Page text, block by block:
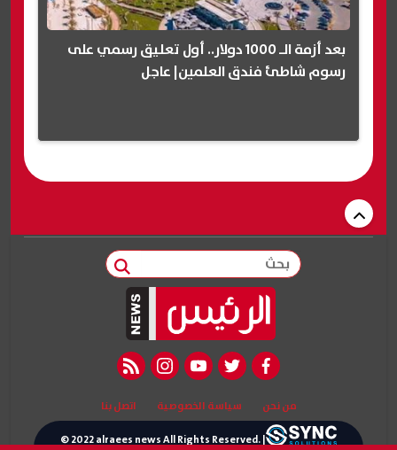
بعد أزمة الـ 1000 دولار.. أول تعليق رسمي على
رسوم شاطئ فندق العلمين| عاجل
بحث
facebook
twitter
youtube
instagram
rss feed
من نحن سياسة الخصوصية اتصل بنا
© 2022 alraees news All Rights Reserved. |